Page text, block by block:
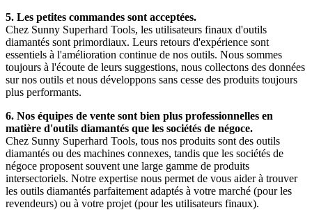
5. Les petites commandes sont acceptées.
Chez Sunny Superhard Tools, les utilisateurs finaux d'outils
diamantés sont primordiaux. Leurs retours d'expérience sont
essentiels à l'amélioration continue de nos outils. Nous sommes
toujours à l'écoute de leurs suggestions, nous collectons des données
sur nos outils et nous développons sans cesse des produits toujours
plus performants.
6. Nos équipes de vente sont bien plus professionnelles en
matière d'outils diamantés que les sociétés de négoce.
Chez Sunny Superhard Tools, tous nos produits sont des outils
diamantés ou des machines connexes, tandis que les sociétés de
négoce proposent souvent une large gamme de produits
intersectoriels. Notre expertise nous permet de vous aider à trouver
les outils diamantés parfaitement adaptés à votre marché (pour les
revendeurs) ou à votre projet (pour les utilisateurs finaux).